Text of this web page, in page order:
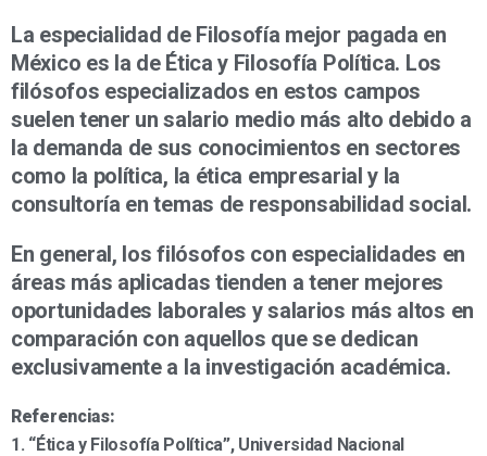
La especialidad de Filosofía mejor pagada en
México es la de Ética y Filosofía Política. Los
filósofos especializados en estos campos
suelen tener un salario medio más alto debido a
la demanda de sus conocimientos en sectores
como la política, la ética empresarial y la
consultoría en temas de responsabilidad social.
En general, los filósofos con especialidades en
áreas más aplicadas tienden a tener mejores
oportunidades laborales y salarios más altos en
comparación con aquellos que se dedican
exclusivamente a la investigación académica.
Referencias:
1. “Ética y Filosofía Política”, Universidad Nacional